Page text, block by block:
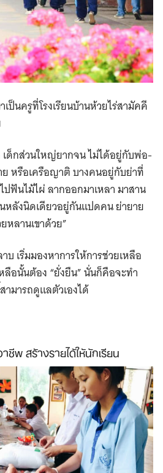
ป็นครูที่โรงเรียนบ้านห้วยไร่สามัคคี
เด็กส่วนใหญ่ยากจน ไม่ได้อยู่กับพ่อ-
หรือเครือญาติ บางคนอยู่กับย่าที่
ปฟันไม้ไผ่ ลากออกมาเหลา มาสาน
หลังนิดเดียวอยู่กันแปดคน ย่ายาย
หลานเขาด้วย”
บ เริ่มมองหาการให้การช่วยเหลือ
ลือนั้นต้อง “ยั่งยืน” นั่นก็คือจะทำ
ามารถดูแลตัวเองได้
ชีพ สร้างรายได้ให้นักเรียน